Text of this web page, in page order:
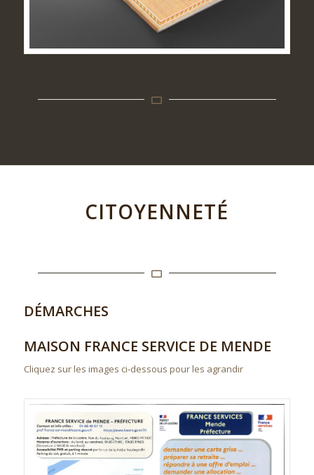
CITOYENNETÉ
DÉMARCHES
MAISON FRANCE SERVICE DE MENDE
Cliquez sur les images ci-dessous pour les agrandir